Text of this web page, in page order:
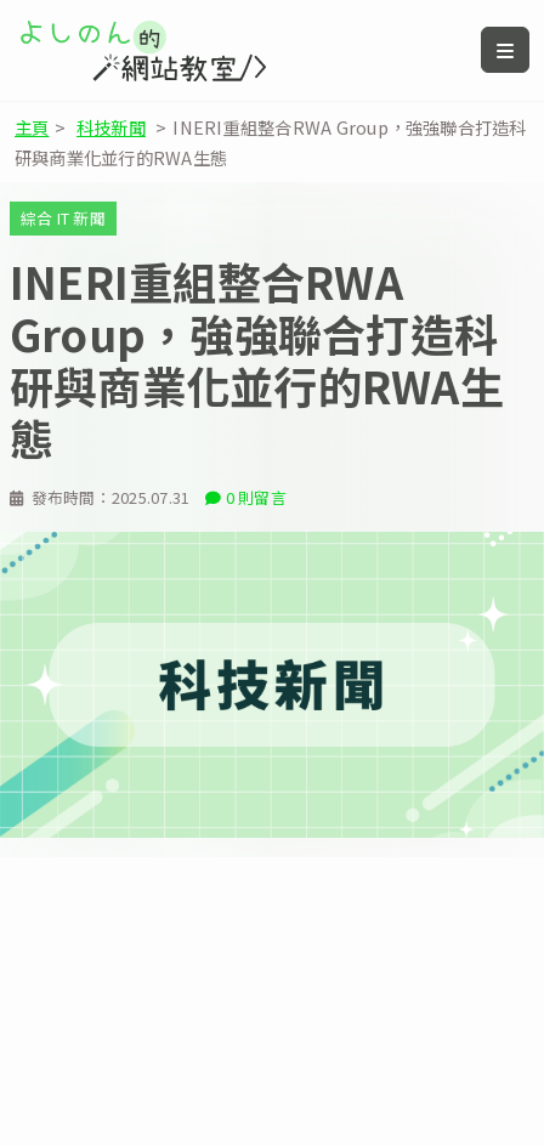
主頁 > 科技新聞 > INERI重組整合RWA Group，強強聯合打造科
研與商業化並行的RWA生態
發布時間： 2025.07.31 0 則留言
綜合 IT 新聞
INERI重組整合RWA
Group，強強聯合打造科
研與商業化並行的RWA生
態